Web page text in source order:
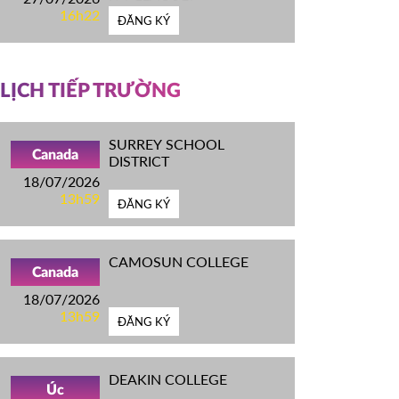
16h22
ĐĂNG KÝ
LỊCH TIẾP TRƯỜNG
Canada
18/07/2026
13h59
SURREY SCHOOL
DISTRICT
ĐĂNG KÝ
Canada
18/07/2026
13h59
CAMOSUN COLLEGE
ĐĂNG KÝ
Úc
DEAKIN COLLEGE